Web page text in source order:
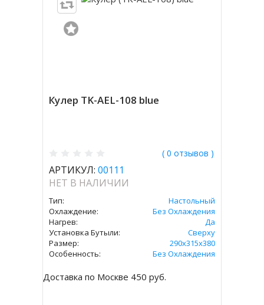
Кулер TK-AEL-108 blue
( 0 отзывов )
АРТИКУЛ: 00111
НЕТ В НАЛИЧИИ
Тип:
Настольный
Охлаждение:
Без Охлаждения
Нагрев:
Да
Установка Бутыли:
Сверху
Размер:
290х315х380
Особенность:
Без Охлаждения
Доставка по Москве 450 руб.